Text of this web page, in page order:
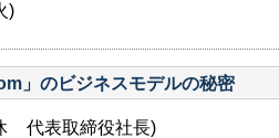
)
」のビジネスモデルの秘密
代表取締役社長)